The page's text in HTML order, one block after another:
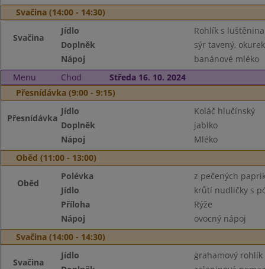
Svačina (14:00 - 14:30)
Svačina
Jídlo
Rohlík s
Doplněk
sýr tavený, okurek
Nápoj
banánové mléko
Menu
Chod
Středa 16. 10. 2024
Přesnídávka (9:00 - 9:15)
Přesnídávka
Jídlo
Koláč hlučínský
Doplněk
jablko
Nápoj
Mléko
Oběd (11:00 - 13:00)
Oběd
Polévka
z pečených
Jídlo
krůtí nudličky s
Příloha
Rýže
Nápoj
ovocný nápoj
Svačina (14:00 - 14:30)
Svačina
Jídlo
grahamový rohlík